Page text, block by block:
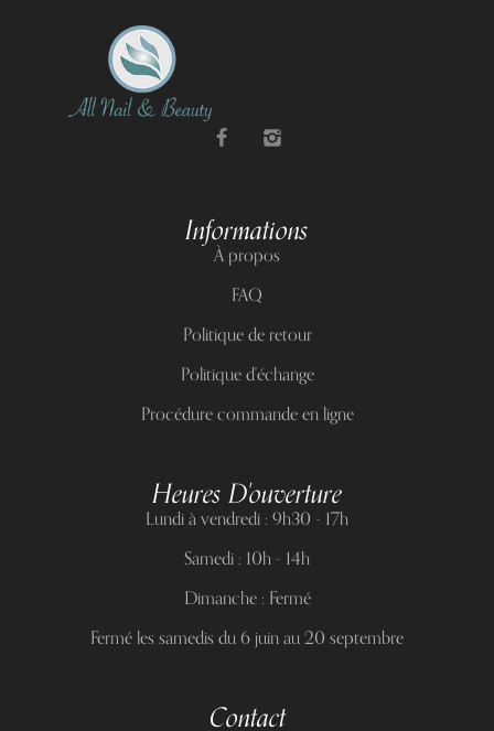
Informations
À propos
FAQ
Politique de retour
Politique d'échange
Procédure commande en ligne
Heures D'ouverture
Lundi à vendredi : 9h30 - 17h
Samedi : 10h - 14h
Dimanche : Fermé
Fermé les samedis du 6 juin au 20 septembre
Contact